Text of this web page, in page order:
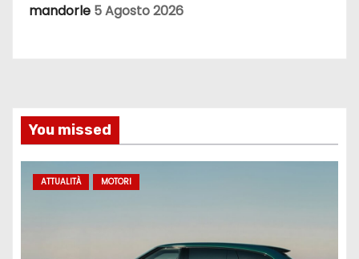
mandorle 5 Agosto 2026
You missed
ATTUALITÀ MOTORI